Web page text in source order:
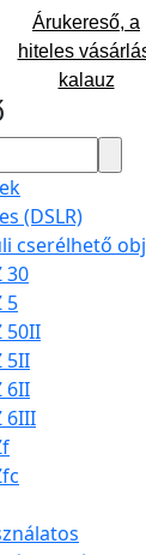
Árukereső, a
hiteles
kalauz
(DSLR)
cserélhető
30
5
50II
5II
6II
6III